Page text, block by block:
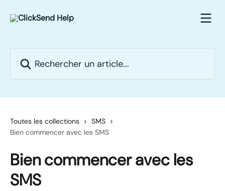
Toutes les collections
SMS
Bien commencer avec les SMS
Bien commencer avec les
SMS